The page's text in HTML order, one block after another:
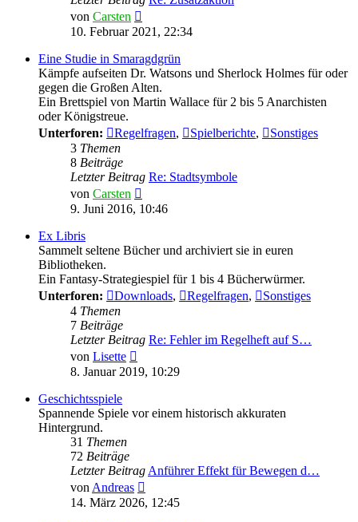
von Carsten
Beitrag
10. Februar 2021, 22:34
Eine Studie in Smaragdgrün
Kämpfe aufseiten Dr. Watsons und Sherlock Holmes für oder
gegen die Großen Alten.
Ein Brettspiel von Martin Wallace für 2 bis 5 Anarchisten
oder Königstreue.
Unterforen:
Regelfragen, Spielberichte,
Sonstiges
3 Themen
8 Beiträge
Letzter Beitrag Re: Stadtsymbole
von Carsten
Beitrag
9. Juni 2016, 10:46
Ex Libris
Sammelt seltene Bücher und archiviert sie in euren
Bibliotheken.
Ein Fantasy-Strategiespiel für 1 bis 4 Bücherwürmer.
Unterforen:
Downloads, Regelfragen,
Sonstiges
4 Themen
7 Beiträge
Letzter Beitrag Re: Fehler im Regelheft auf S…
von Lisette
Beitrag
8. Januar 2019, 10:29
Geschichtsspiele
Spannende Spiele vor einem historisch akkuraten
Hintergrund.
31 Themen
72 Beiträge
Letzter BeitragAnführer Effekt für Bewegen d…
vonAndreas
Beitrag
14. März 2026, 12:45